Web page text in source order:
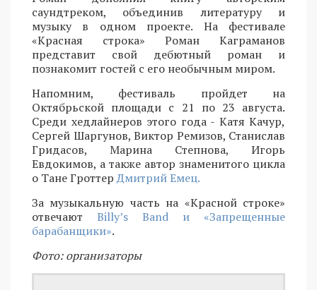
саундтреком, объединив литературу и
музыку в одном проекте. На фестивале
«Красная строка» Роман Каграманов
представит свой дебютный роман и
познакомит гостей с его необычным миром.
Напомним, фестиваль пройдет на
Октябрьской площади с 21 по 23 августа.
Среди хедлайнеров этого года - Катя Качур,
Сергей Шаргунов, Виктор Ремизов, Станислав
Гридасов, Марина Степнова, Игорь
Евдокимов, а также автор знаменитого цикла
о Тане ГроттерДмитрий Емец.
За музыкальную часть на «Красной строке»
отвечают Billy’s Band и «Запрещенные
барабанщики».
Фото: организаторы